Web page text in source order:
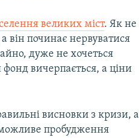
великих міст. Як не
він починає нервуватися
дуже не хочеться
вичерпається, а ціни
висновки з кризи, а
пробудження